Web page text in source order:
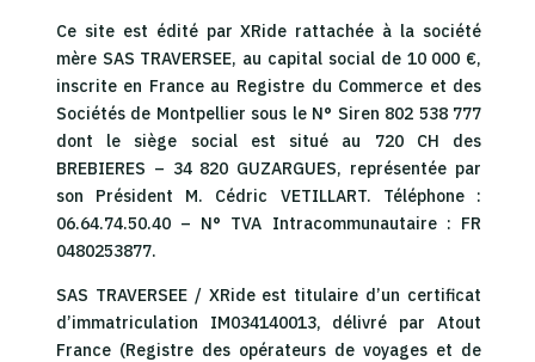
Ce site est édité par XRide rattachée à la société
mère SAS TRAVERSEE, au capital social de 10 000 €,
inscrite en France au Registre du Commerce et des
Sociétés de Montpellier sous le N° Siren 802 538 777
dont le siège social est situé au 720 CH des
BREBIERES – 34 820 GUZARGUES, représentée par
son Président M. Cédric VETILLART. Téléphone :
06.64.74.50.40 – N° TVA Intracommunautaire : FR
0480253877.
SAS TRAVERSEE / XRide est titulaire d’un certificat
d’immatriculation IM034140013, délivré par Atout
France (Registre des opérateurs de voyages et de